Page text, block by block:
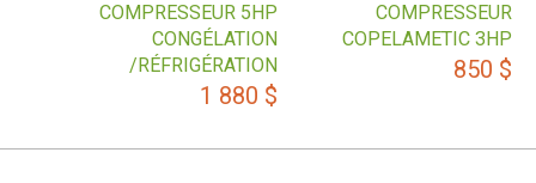
COMPRESSEUR
COPELAMETIC 3HP
850 $
COMPRESSEUR 5HP
CONGÉLATION
/RÉFRIGÉRATION
1 880 $